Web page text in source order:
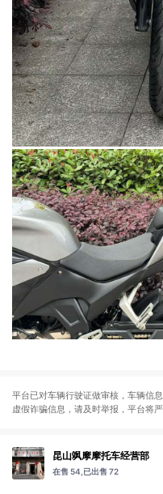
平台已对车辆行驶证做审核，车辆信
虚假诈骗信息，请及时举报，平台将严
昆山飒摩摩托车经营部
在售 54, 已出售 72